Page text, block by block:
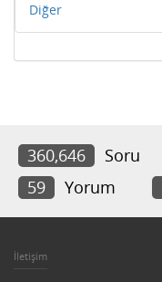
Diğer
360,646 Soru
59
Yorum
İletişim